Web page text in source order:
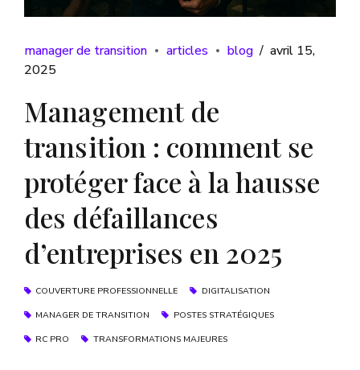
manager de transition articles blog
avril 15,
2025
Management de
transition : comment se
protéger face à la hausse
des défaillances
d’entreprises en 2025
COUVERTURE PROFESSIONNELLE
DIGITALISATION
MANAGER DE TRANSITION
POSTES STRATÉGIQUES
RC PRO
TRANSFORMATIONS MAJEURES